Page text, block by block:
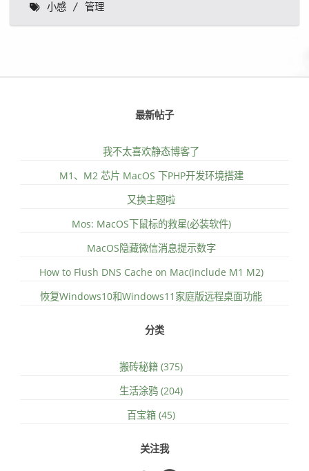
小感 管理
最新帖子
我不太喜欢静态博客了
M1、M2 芯片 MacOS 下PHP开发环境搭建
又换主题啦
Mos: MacOS下鼠标的救星(必装软件)
MacOS隐藏微信消息提示数字
How to Flush DNS Cache on Mac(include M1 M2)
恢复Windows10和Windows11家庭版远程桌面功能
分类
搬砖秘籍 (375)
生活涂鸦 (204)
百宝箱 (45)
关注我